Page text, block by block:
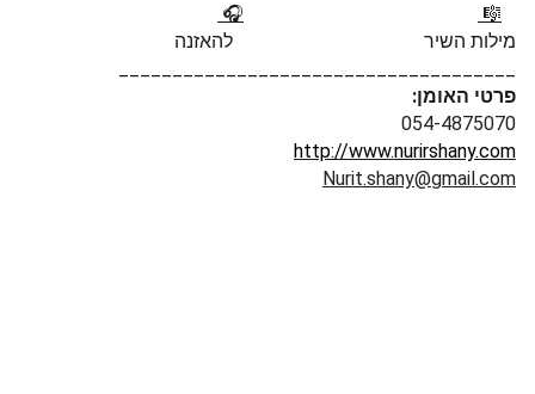
🎧
🎼
מילות השיר להאזנה
:פרטי האומן
054-4875070
http://www.nurirshany.com
Nurit.shany@gmail.com